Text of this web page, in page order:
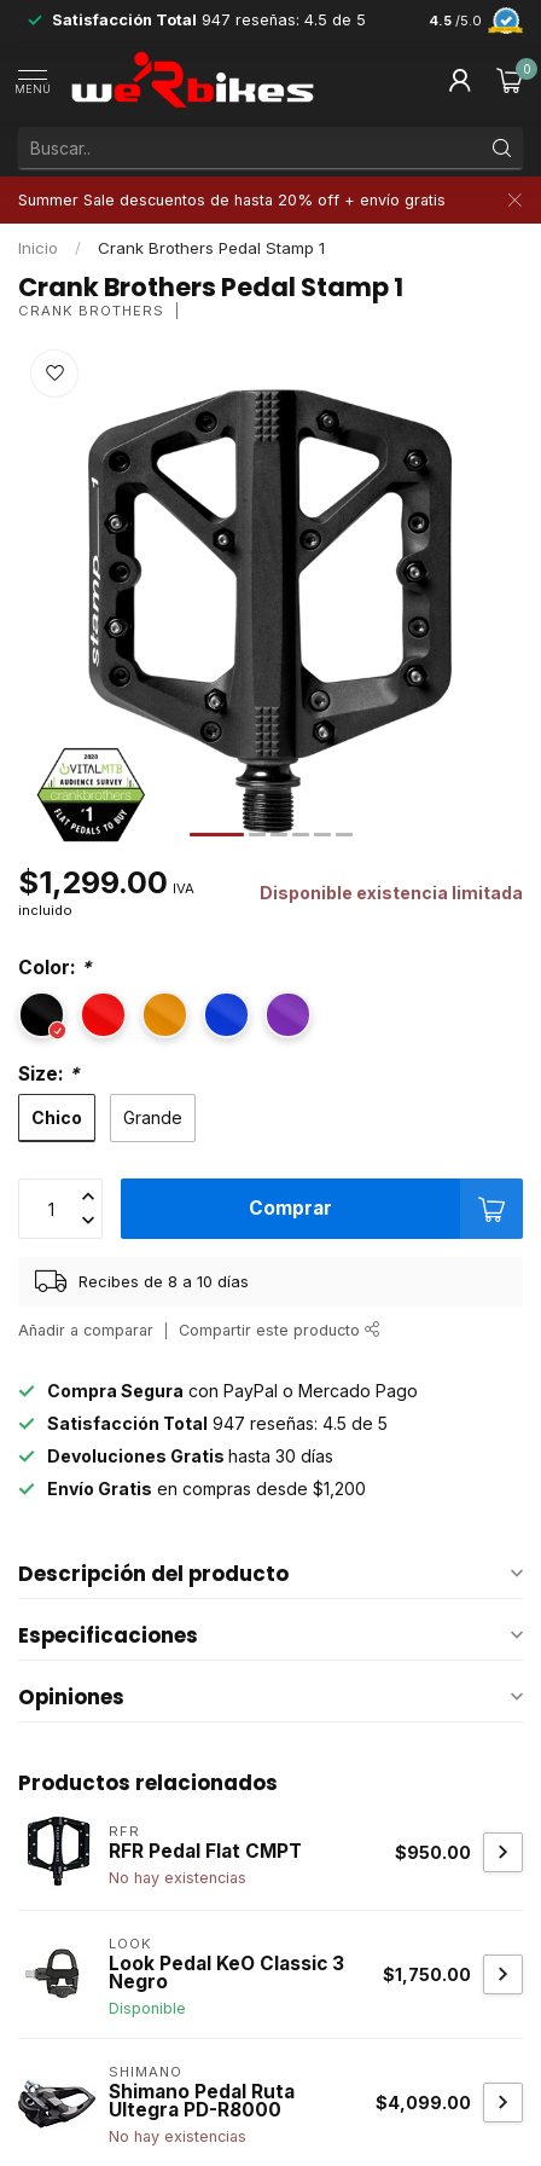
Satisfacción Total 947 reseñas: 4.5 de 5 4.5 /5.0
MENÚ
0
Summer Sale descuentos de hasta 20% off + envío gratis
Inicio / Crank Brothers Pedal Stamp 1
Crank Brothers Pedal Stamp 1
CRANK BROTHERS
$1,299.00 IVA
incluido
Disponible existencia limitada
Color: *
Size: *
Chico Grande
Comprar
Recibes de 8 a 10 días
Añadir a comparar Compartir este producto
Compra Segura con PayPal o Mercado Pago
Satisfacción Total 947 reseñas: 4.5 de 5
Devoluciones Gratis hasta 30 días
Envío Gratis en compras desde $1,200
Descripción del producto
Especificaciones
Opiniones
Productos relacionados
RFR
RFR Pedal Flat CMPT
No hay existencias
$950.00
LOOK
Look Pedal KeO Classic 3
Negro
Disponible
$1,750.00
SHIMANO
Shimano Pedal Ruta
Ultegra PD-R8000
No hay existencias
$4,099.00